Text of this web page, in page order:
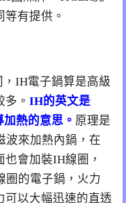
等有提供。
IH電子鍋算是高級
。 IH的英文是
熱的意思。 原理是
波來加熱內鍋，在
會加裝IH線圈，
圈的電子鍋，火力
可以大幅迅速的直透